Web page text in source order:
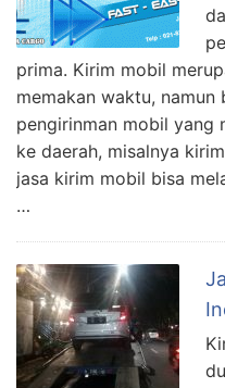
prima. Kirim mobil
memakan waktu, namun
pengirinman mobil yang
ke daerah, misalnya
jasa kirim mobil bisa
…